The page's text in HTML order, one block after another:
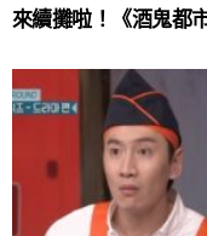
來續攤啦！《酒鬼都